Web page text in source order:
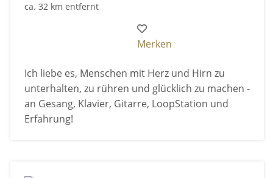
ca. 32 km entfernt
Merken
Ich liebe es, Menschen mit Herz und Hirn zu
unterhalten, zu rühren und glücklich zu machen -
an Gesang, Klavier, Gitarre, LoopStation und
Erfahrung!